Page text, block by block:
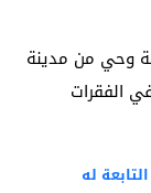
وحي من مدينة
الفقرات
له